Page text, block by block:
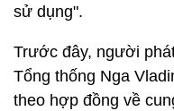
sử dụng".
Trước đây, người
Tổng thống Nga
theo hợp đồng về